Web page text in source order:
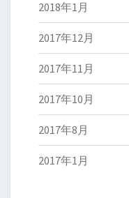
2018年1月
2017年12月
2017年11月
2017年10月
2017年8月
2017年1月